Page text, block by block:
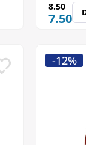
7.50
8.50
-12%